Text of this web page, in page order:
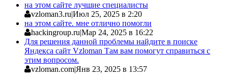
на этом сайте лучшие специалисты
vzloman3.ru|Июл 25, 2025 в 2:20
на этом сайте. мне отлично помогли
hackingroup.ru|Мар 24, 2025 в 16:22
Для решения данной проблемы найдите в поиске
Яндекса сайт Vzloman Там вам помогут справиться с
этим вопросом.
vzloman.com|Янв 23, 2025 в 13:57